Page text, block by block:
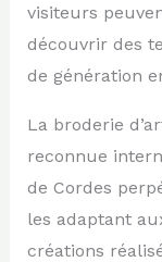
visiteurs
découvrir des
de génération
La broderie
reconnue
de Cordes
les adaptant
créations